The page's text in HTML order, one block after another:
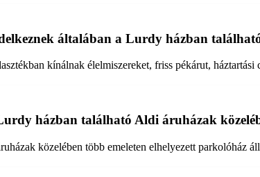
általában a Lurdy házban
kínálnak élelmiszereket, friss pékárut,
házban található Aldi áruházak
közelében több emeleten elhelyezett parkolóház